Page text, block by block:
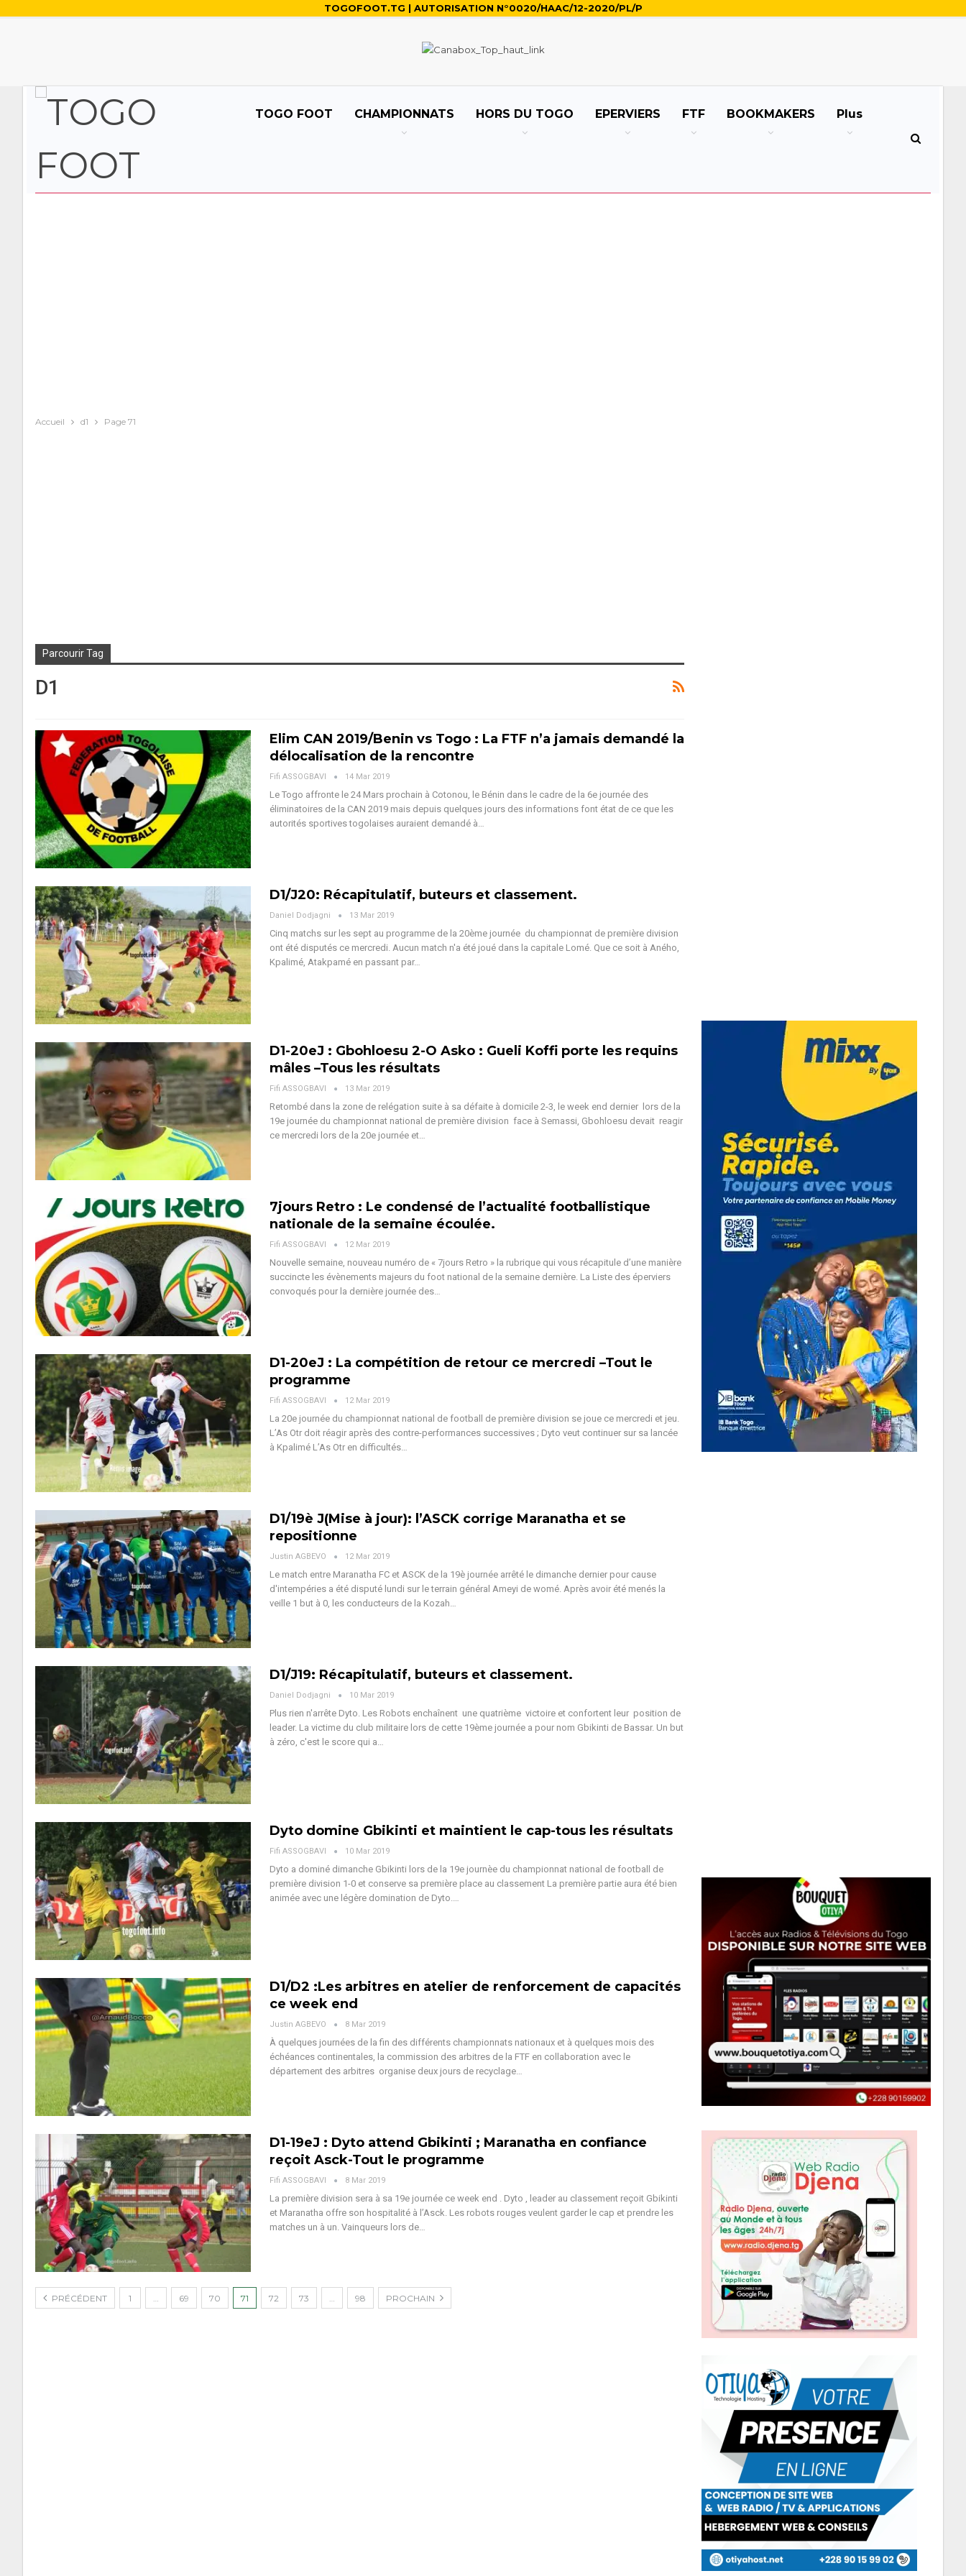
TOGOFOOT.TG | AUTORISATION N°0020/HAAC/12-2020/PL/P
TOGO FOOT CHAMPIONNATS HORS DU TOGO EPERVIERS FTF BOOKMAKERS Plus
Accueil d1 Page 71
Parcourir Tag
D1
Elim CAN 2019/Benin vs Togo : La FTF n’a jamais demandé la
délocalisation de la rencontre
Fifi ASSOGBAVI 14 Mar 2019
Le Togo affronte le 24 Mars prochain à Cotonou, le Bénin dans le cadre de la 6e journée des
éliminatoires de la CAN 2019 mais depuis quelques jours des informations font état de ce que les
autorités sportives togolaises auraient demandé à…
D1/J20: Récapitulatif, buteurs et classement.
Daniel Dodjagni 13 Mar 2019
Cinq matchs sur les sept au programme de la 20ème journée du championnat de première division
ont été disputés ce mercredi. Aucun match n'a été joué dans la capitale Lomé. Que ce soit à Aného,
Kpalimé, Atakpamé en passant par…
D1-20eJ : Gbohloesu 2-O Asko : Gueli Koffi porte les requins
mâles –Tous les résultats
Fifi ASSOGBAVI 13 Mar 2019
Retombé dans la zone de relégation suite à sa défaite à domicile 2-3, le week end dernier lors de la
19e journée du championnat national de première division face à Semassi, Gbohloesu devait reagir
ce mercredi lors de la 20e journée et…
7jours Retro : Le condensé de l’actualité footballistique
nationale de la semaine écoulée.
Fifi ASSOGBAVI 12 Mar 2019
Nouvelle semaine, nouveau numéro de « 7jours Retro » la rubrique qui vous récapitule d’une manière
succincte les évènements majeurs du foot national de la semaine dernière. La Liste des éperviers
convoqués pour la dernière journée des…
D1-20eJ : La compétition de retour ce mercredi –Tout le
programme
Fifi ASSOGBAVI 12 Mar 2019
La 20e journée du championnat national de football de première division se joue ce mercredi et jeu.
L’As Otr doit réagir après des contre-performances successives ; Dyto veut continuer sur sa lancée
à Kpalimé L’As Otr en difficultés…
D1/19è J(Mise à jour): l’ASCK corrige Maranatha et se
repositionne
Justin AGBEVO 12 Mar 2019
Le match entre Maranatha FC et ASCK de la 19è journée arrêté le dimanche dernier pour cause
d'intempéries a été disputé lundi sur le terrain général Ameyi de womé. Après avoir été menés la
veille 1 but à 0, les conducteurs de la Kozah…
D1/J19: Récapitulatif, buteurs et classement.
Daniel Dodjagni 10 Mar 2019
Plus rien n'arrête Dyto. Les Robots enchaînent une quatrième victoire et confortent leur position de
leader. La victime du club militaire lors de cette 19ème journée a pour nom Gbikinti de Bassar. Un but
à zéro, c'est le score qui a…
Dyto domine Gbikinti et maintient le cap-tous les résultats
Fifi ASSOGBAVI 10 Mar 2019
Dyto a dominé dimanche Gbikinti lors de la 19e journèe du championnat national de football de
première division 1-0 et conserve sa première place au classement La première partie aura été bien
animée avec une légère domination de Dyto.…
D1/D2 :Les arbitres en atelier de renforcement de capacités
ce week end
Justin AGBEVO 8 Mar 2019
À quelques journées de la fin des différents championnats nationaux et à quelques mois des
échéances continentales, la commission des arbitres de la FTF en collaboration avec le
département des arbitres organise deux jours de recyclage…
D1-19eJ : Dyto attend Gbikinti ; Maranatha en confiance
reçoit Asck-Tout le programme
Fifi ASSOGBAVI 8 Mar 2019
La première division sera à sa 19e journée ce week end . Dyto , leader au classement reçoit Gbikinti
et Maranatha offre son hospitalité à l’Asck. Les robots rouges veulent garder le cap et prendre les
matches un à un. Vainqueurs lors de…
PRÉCÉDENT 1 … 69 70 71 72 73 … 98 PROCHAIN